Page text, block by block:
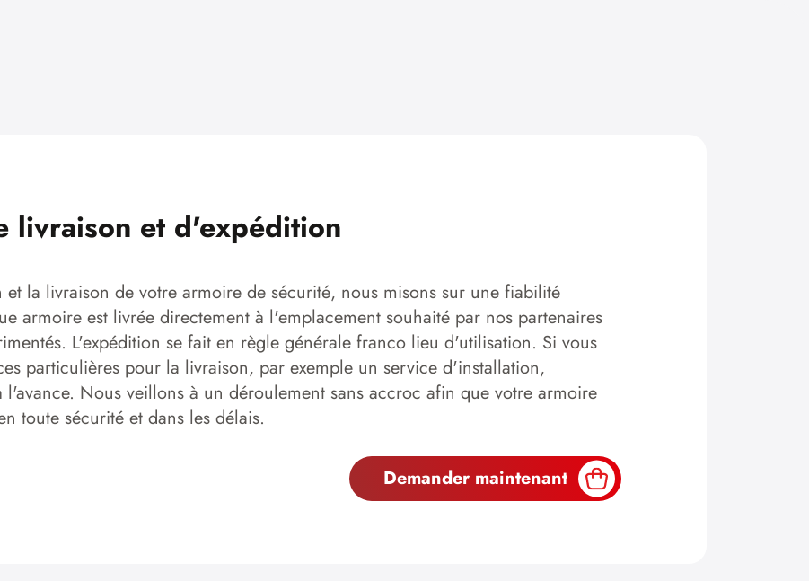
livraison et d'expédition
et la livraison de votre armoire de sécurité, nous misons sur une fiabilité
armoire est livrée directement à l'emplacement souhaité par nos partenaires
L'expédition se fait en règle générale franco lieu d'utilisation. Si vous
particulières pour la livraison, par exemple un service d'installation,
l'avance. Nous veillons à un déroulement sans accroc afin que votre armoire
toute sécurité et dans les délais.
Demander maintenant